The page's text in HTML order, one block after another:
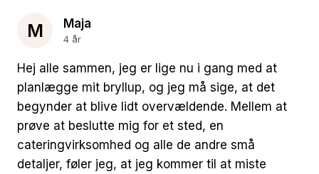
M Maja
4 år
Hej alle sammen, jeg er lige nu i gang med at
planlægge mit bryllup, og jeg må sige, at det
begynder at blive lidt overvældende. Mellem at
prøve at beslutte mig for et sted, en
cateringvirksomhed og alle de andre små
detaljer, føler jeg, at jeg kommer til at miste